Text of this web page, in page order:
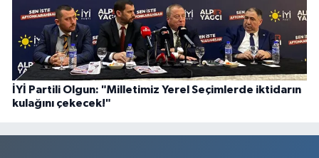
İYİ Partili Olgun: "Milletimiz Yerel Seçimlerde iktidarın
kulağını çekecek!"